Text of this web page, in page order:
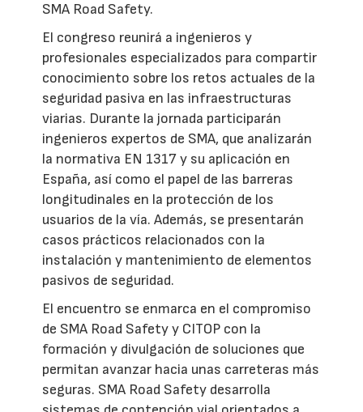
SMA Road Safety.
El congreso reunirá a ingenieros y
profesionales especializados para compartir
conocimiento sobre los retos actuales de la
seguridad pasiva en las infraestructuras
viarias. Durante la jornada participarán
ingenieros expertos de SMA, que analizarán
la normativa EN 1317 y su aplicación en
España, así como el papel de las barreras
longitudinales en la protección de los
usuarios de la vía. Además, se presentarán
casos prácticos relacionados con la
instalación y mantenimiento de elementos
pasivos de seguridad.
El encuentro se enmarca en el compromiso
de SMA Road Safety y CITOP con la
formación y divulgación de soluciones que
permitan avanzar hacia unas carreteras más
seguras. SMA Road Safety desarrolla